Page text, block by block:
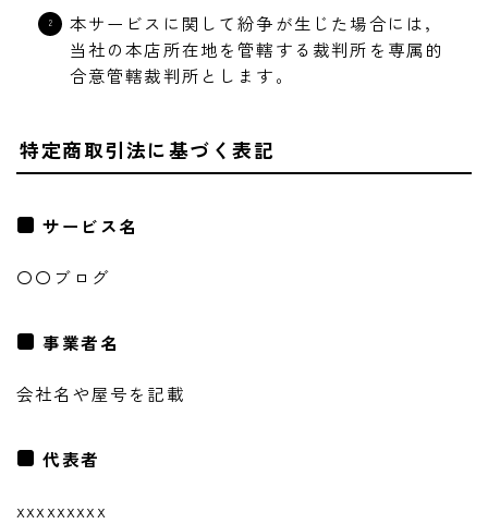
本サービスに関して紛争が生じた場合には，
当社の本店所在地を管轄する裁判所を専属的
合意管轄裁判所とします。
特定商取引法に基づく表記
サービス名
〇〇ブログ
事業者名
会社名や屋号を記載
代表者
xxxxxxxxx